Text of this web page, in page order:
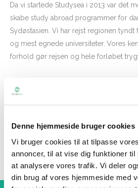
Denne hjemmeside bruger cookies
Vi bruger cookies til at tilpasse
annoncer, til at vise dig funktioner
at analysere vores trafik. Vi deler
din brug af vores hjemmeside med
Da vi startede Studysea i 2013 var det
skabe study abroad programmer for
Sydøstasien. Vi har rejst regionen
og mest egnede universiteter. Vores
forhold gør rejsen og hele forløbet
MALAYSIA
Via Studysea’s Facebookgruppe for
Studysea studerende.
FLERE STUDYSEA FORDELE